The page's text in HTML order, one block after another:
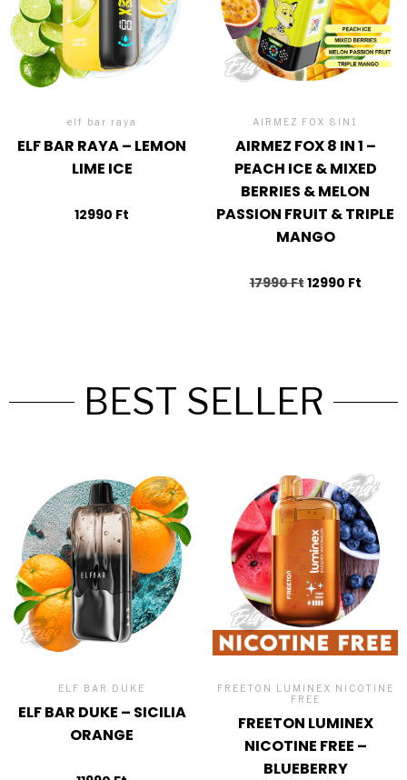
elf bar raya
ELF BAR RAYA – LEMON
LIME ICE
12990 Ft
AIRMEZ FOX 8IN1
AIRMEZ FOX 8 IN 1 –
PEACH ICE & MIXED
BERRIES & MELON
PASSION FRUIT & TRIPLE
MANGO
17990Ft12990 Ft
BEST SELLER
ELF BAR DUKE
ELF BAR DUKE – SICILIA
ORANGE
FREETON LUMINEX NICOTINE
FREE
FREETON LUMINEX
NICOTINE FREE –
BLUEBERRY